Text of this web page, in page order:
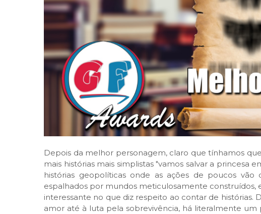
Depois da melhor personagem, claro que tínhamos
mais histórias mais simplistas "vamos salvar a princesa
histórias geopolíticas onde as ações de poucos
espalhados por mundos meticulosamente construídos,
interessante no que diz respeito ao contar de histórias.
amor até à luta pela sobrevivência, há literalmente